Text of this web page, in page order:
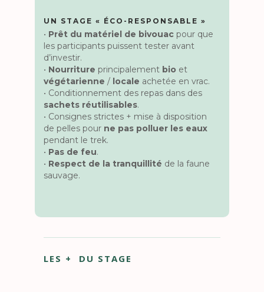
UN STAGE « ÉCO-RESPONSABLE »
• Prêt du matériel de bivouac pour que
les participants puissent tester avant
d’investir.
• Nourriture principalement bio et
végétarienne / locale achetée en vrac.
• Conditionnement des repas dans des
sachets réutilisables.
• Consignes strictes + mise à disposition
de pelles pour ne pas polluer les eaux
pendant le trek.
• Pas de feu.
• Respect de la tranquillité de la faune
sauvage.
LES + DU STAGE